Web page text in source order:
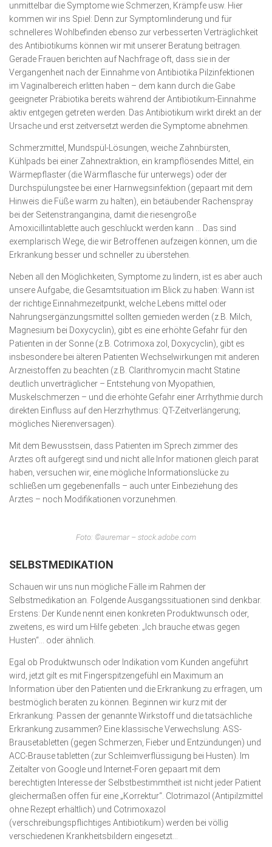
unmittelbar die Symptome wie Schmerzen, Krämpfe usw. Hier
kommen wir ins Spiel: Denn zur Symptomlinderung und für
schnelleres Wohlbefinden ebenso zur verbesserten Verträglichkeit
des Antibiotikums können wir mit unserer Beratung beitragen.
Gerade Frauen berichten auf Nachfrage oft, dass sie in der
Vergangenheit nach der Einnahme von Antibiotika Pilzinfektionen
im Vaginalbereich erlitten haben – dem kann durch die Gabe
geeigneter Präbiotika bereits während der Antibiotikum-Einnahme
aktiv entgegen getreten werden. Das Antibiotikum wirkt direkt an der
Ursache und erst zeitversetzt werden die Symptome abnehmen.
Schmerzmittel, Mundspül-Lösungen, weiche Zahnbürsten,
Kühlpads bei einer Zahnextraktion, ein krampflösendes Mittel, ein
Wärmepflaster (die Wärmflasche für unterwegs) oder der
Durchspülungstee bei einer Harnwegsinfektion (gepaart mit dem
Hinweis die Füße warm zu halten), ein betäubender Rachenspray
bei der Seitenstrangangina, damit die riesengroße
Amoxicillintablette auch geschluckt werden kann … Das sind
exemplarisch Wege, die wir Betroffenen aufzeigen können, um die
Erkrankung besser und schneller zu überstehen.
Neben all den Möglichkeiten, Symptome zu lindern, ist es aber auch
unsere Aufgabe, die Gesamtsituation im Blick zu haben: Wann ist
der richtige Einnahmezeitpunkt, welche Lebens mittel oder
Nahrungsergänzungsmittel sollten gemieden werden (z.B. Milch,
Magnesium bei Doxycyclin), gibt es eine erhöhte Gefahr für den
Patienten in der Sonne (z.B. Cotrimoxa zol, Doxycyclin), gibt es
insbesondere bei älteren Patienten Wechselwirkungen mit anderen
Arzneistoffen zu beachten (z.B. Clarithromycin macht Statine
deutlich unverträglicher – Entstehung von Myopathien,
Muskelschmerzen – und die erhöhte Gefahr einer Arrhythmie durch
direkten Einfluss auf den Herzrhythmus: QT-Zeitverlängerung;
mögliches Nierenversagen).
Mit dem Bewusstsein, dass Patienten im Sprech zimmer des
Arztes oft aufgeregt sind und nicht alle Infor mationen gleich parat
haben, versuchen wir, eine mögliche Informationslücke zu
schließen um gegebenenfalls – auch unter Einbeziehung des
Arztes – noch Modifikationen vorzunehmen.
Foto: ©auremar – stock.adobe.com
SELBSTMEDIKATION
Schauen wir uns nun mögliche Fälle im Rahmen der
Selbstmedikation an. Folgende Ausgangssituationen sind denkbar.
Erstens: Der Kunde nennt einen konkreten Produktwunsch oder,
zweitens, es wird um Hilfe gebeten: „Ich brauche etwas gegen
Husten“… oder ähnlich.
Egal ob Produktwunsch oder Indikation vom Kunden angeführt
wird, jetzt gilt es mit Fingerspitzengefühl ein Maximum an
Information über den Patienten und die Erkrankung zu erfragen, um
bestmöglich beraten zu können. Beginnen wir kurz mit der
Erkrankung: Passen der genannte Wirkstoff und die tatsächliche
Erkrankung zusammen? Eine klassische Verwechslung: ASS-
Brausetabletten (gegen Schmerzen, Fieber und Entzündungen) und
ACC-Brause tabletten (zur Schleimverflüssigung bei Husten). Im
Zeitalter von Google und Internet-Foren gepaart mit dem
berechtigten Interesse der Selbstbestimmtheit ist nicht jeder Patient
gleichermaßen offen für eine „Korrektur“. Clotrimazol (Antipilzmittel
ohne Rezept erhältlich) und Cotrimoxazol
(verschreibungspflichtiges Antibiotikum) werden bei völlig
verschiedenen Krankheitsbildern eingesetzt…